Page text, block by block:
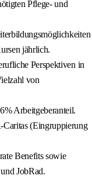
Pflege- und
jährlich.
Perspektiven in
von
Arbeitgeberanteil.
(Eingruppierung
Benefits sowie
JobRad.